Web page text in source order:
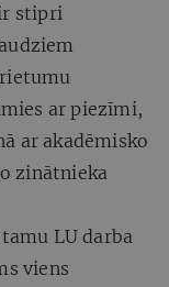
stipri
ar piezīmi,
ar akadēmisko
zinātnieka
LU darba
viens